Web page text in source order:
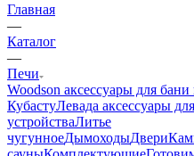
Главная
—
Каталог
—
Печи
Woodson аксессуары для
КубастуЛевада аксессуары
устройстваЛитье
чугунноеДымоходыДвери